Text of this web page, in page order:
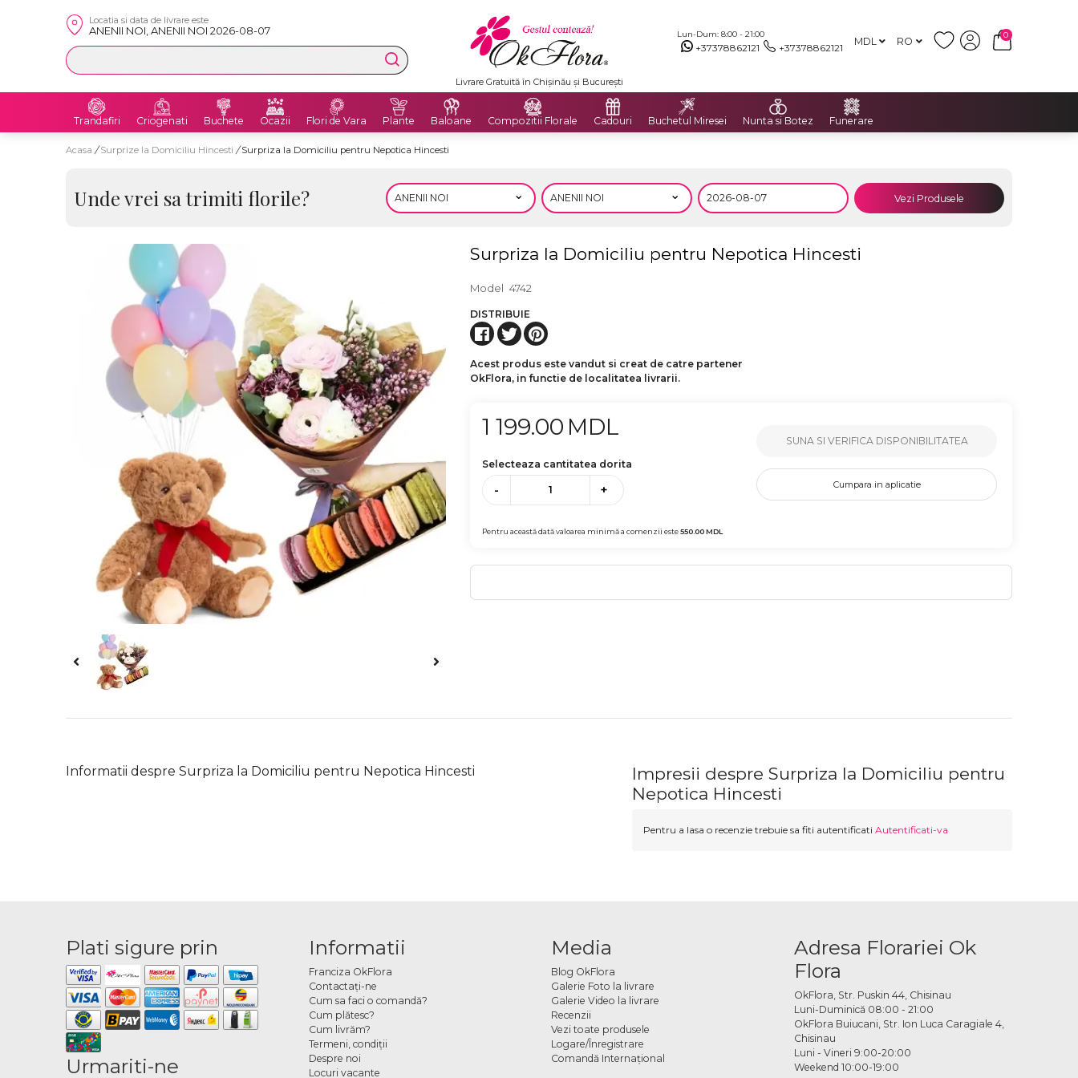
Locatia si data de livrare este
ANENII NOI, ANENII NOI 2026-08-07 Lun-Dum: 8:00 - 21:00
+37378862121 +37378862121 MDL RO
0
Livrare Gratuită în Chișinău și București
Trandafiri Criogenati Buchete Ocazii Flori de Vara Plante Baloane Compozitii Florale Cadouri Buchetul Miresei Nunta si Botez Funerare
Acasa / Surprize la Domiciliu Hincesti / Surpriza la Domiciliu pentru Nepotica Hincesti
Unde vrei sa trimiti florile? Vezi Produsele
Surpriza la Domiciliu pentru Nepotica Hincesti
Model 4742
DISTRIBUIE
Acest produs este vandut si creat de catre partener
OkFlora, in functie de localitatea livrarii.
1 199.00 MDL
Selecteaza cantitatea dorita
- +
Pentru această dată valoarea minimă a comenzii este550.00MDL
SUNA SI VERIFICA DISPONIBILITATEA
Cumpara in aplicatie
Informatii despre Surpriza la Domiciliu pentru Nepotica Hincesti
Impresii despre Surpriza la Domiciliu pentru
Nepotica Hincesti
Pentru a lasa o recenzie trebuie sa fiti autentificati Autentificati-va
Plati sigure prin
Urmariti-ne
Informatii
Franciza OkFlora
Contactaţi-ne
Cum sa faci o comandă?
Cum plătesc?
Cum livrăm?
Termeni, condiţii
Despre noi
Locuri vacante
Media
Blog OkFlora
Galerie Foto la livrare
Galerie Video la livrare
Recenzii
Vezi toate produsele
Logare/Înregistrare
Comandă Internațional
Adresa Florariei Ok
Flora
OkFlora, Str. Puskin 44, Chisinau
Luni-Duminică 08:00 - 21:00
OkFlora Buiucani, Str. Ion Luca Caragiale 4,
Chisinau
Luni - Vineri 9:00-20:00
Weekend 10:00-19:00